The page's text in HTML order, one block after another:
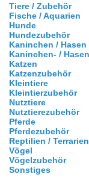
Tiere / Zubehör
Fische / Aquarien
Hunde
Hundezubehör
Kaninchen / Hasen
Kaninchen- /
Katzen
Katzenzubehör
Kleintiere
Kleintierzubehör
Nutztiere
Nutztierezubehör
Pferde
Pferdezubehör
Reptilien / Terrarien
Vögel
Vögelzubehör
Sonstiges